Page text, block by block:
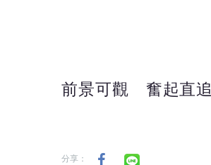
前景可觀 奮起直追
分享：